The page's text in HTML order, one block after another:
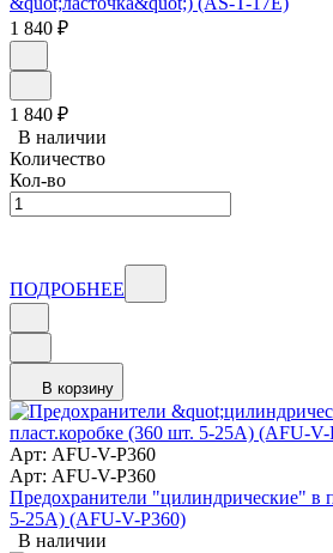
1 840 ₽
1 840 ₽
В наличии
Количество
Кол-во
ПОДРОБНЕЕ
В корзину
Арт: AFU-V-P360
Арт: AFU-V-P360
Предохранители "цилиндрические" в
5-25А) (AFU-V-P360)
В наличии